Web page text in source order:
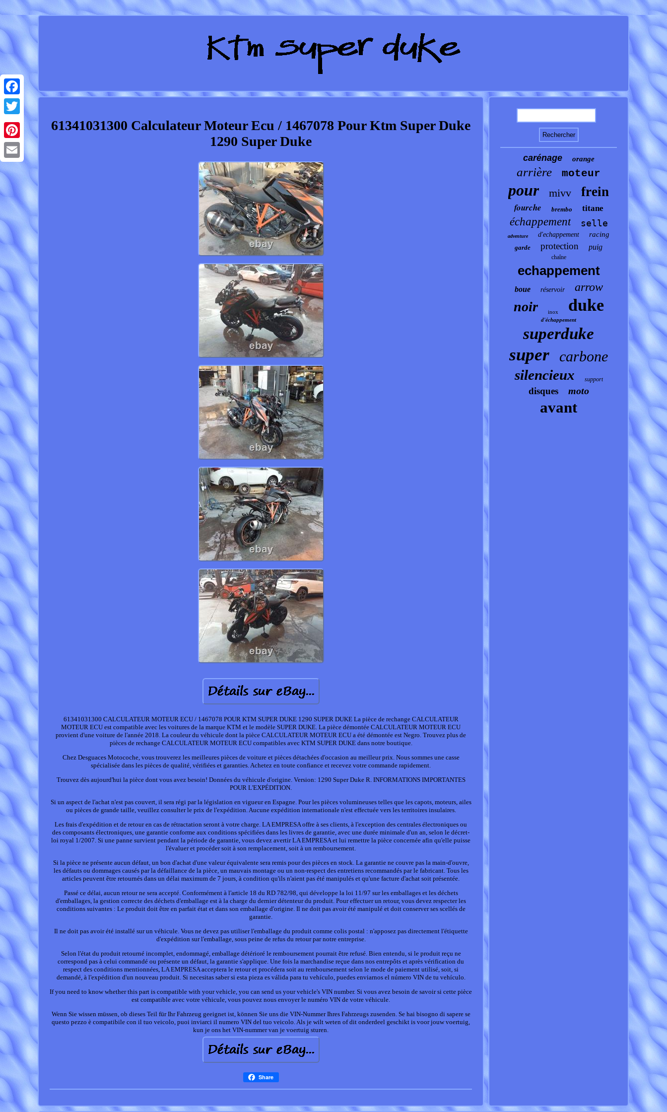
Facebook
Twitter
Pinterest
Email
61341031300 Calculateur Moteur Ecu / 1467078 Pour Ktm Super Duke
1290 Super Duke
61341031300 CALCULATEUR MOTEUR ECU / 1467078 POUR KTM SUPER DUKE 1290 SUPER DUKE La pièce de rechange CALCULATEUR
MOTEUR ECU est compatible avec les voitures de la marque KTM et le modèle SUPER DUKE. La pièce démontée CALCULATEUR MOTEUR ECU
provient d'une voiture de l'année 2018. La couleur du véhicule dont la pièce CALCULATEUR MOTEUR ECU a été démontée est Negro. Trouvez plus de
pièces de rechange CALCULATEUR MOTEUR ECU compatibles avec KTM SUPER DUKE dans notre boutique.
Chez Desguaces Motocoche, vous trouverez les meilleures pièces de voiture et pièces détachées d'occasion au meilleur prix. Nous sommes une casse
spécialisée dans les pièces de qualité, vérifiées et garanties. Achetez en toute confiance et recevez votre commande rapidement.
Trouvez dès aujourd'hui la pièce dont vous avez besoin! Données du véhicule d'origine. Version: 1290 Super Duke R. INFORMATIONS IMPORTANTES
POUR L'EXPÉDITION.
Si un aspect de l'achat n'est pas couvert, il sera régi par la législation en vigueur en Espagne. Pour les pièces volumineuses telles que les capots, moteurs, ailes
ou pièces de grande taille, veuillez consulter le prix de l'expédition. Aucune expédition internationale n'est effectuée vers les territoires insulaires.
Les frais d'expédition et de retour en cas de rétractation seront à votre charge. LA EMPRESA offre à ses clients, à l'exception des centrales électroniques ou
des composants électroniques, une garantie conforme aux conditions spécifiées dans les livres de garantie, avec une durée minimale d'un an, selon le décret-
loi royal 1/2007. Si une panne survient pendant la période de garantie, vous devez avertir LA EMPRESA et lui remettre la pièce concernée afin qu'elle puisse
l'évaluer et procéder soit à son remplacement, soit à un remboursement.
Si la pièce ne présente aucun défaut, un bon d'achat d'une valeur équivalente sera remis pour des pièces en stock. La garantie ne couvre pas la main-d'ouvre,
les défauts ou dommages causés par la défaillance de la pièce, un mauvais montage ou un non-respect des entretiens recommandés par le fabricant. Tous les
articles peuvent être retournés dans un délai maximum de 7 jours, à condition qu'ils n'aient pas été manipulés et qu'une facture d'achat soit présentée.
Passé ce délai, aucun retour ne sera accepté. Conformément à l'article 18 du RD 782/98, qui développe la loi 11/97 sur les emballages et les déchets
d'emballages, la gestion correcte des déchets d'emballage est à la charge du dernier détenteur du produit. Pour effectuer un retour, vous devez respecter les
conditions suivantes : Le produit doit être en parfait état et dans son emballage d'origine. Il ne doit pas avoir été manipulé et doit conserver ses scellés de
garantie.
Il ne doit pas avoir été installé sur un véhicule. Vous ne devez pas utiliser l'emballage du produit comme colis postal : n'apposez pas directement l'étiquette
d'expédition sur l'emballage, sous peine de refus du retour par notre entreprise.
Selon l'état du produit retourné incomplet, endommagé, emballage détérioré le remboursement pourrait être refusé. Bien entendu, si le produit reçu ne
correspond pas à celui commandé ou présente un défaut, la garantie s'applique. Une fois la marchandise reçue dans nos entrepôts et après vérification du
respect des conditions mentionnées, LA EMPRESA acceptera le retour et procédera soit au remboursement selon le mode de paiement utilisé, soit, si
demandé, à l'expédition d'un nouveau produit. Si necesitas saber si esta pieza es válida para tu vehículo, puedes enviarnos el número VIN de tu vehículo.
If you need to know whether this part is compatible with your vehicle, you can send us your vehicle's VIN number. Si vous avez besoin de savoir si cette pièce
est compatible avec votre véhicule, vous pouvez nous envoyer le numéro VIN de votre véhicule.
Wenn Sie wissen müssen, ob dieses Teil für Ihr Fahrzeug geeignet ist, können Sie uns die VIN-Nummer Ihres Fahrzeugs zusenden. Se hai bisogno di sapere se
questo pezzo è compatibile con il tuo veicolo, puoi inviarci il numero VIN del tuo veicolo. Als je wilt weten of dit onderdeel geschikt is voor jouw voertuig,
kun je ons het VIN-nummer van je voertuig sturen.
Share
carénage orange
arrière moteur
pour mivv frein
fourche brembo titane
échappement selle
adventure d'echappement racing
garde protection puig
chaîne
echappement
boue réservoir arrow
noir inox duke
d'échappement
superduke
super carbone
silencieux support
disques moto
avant